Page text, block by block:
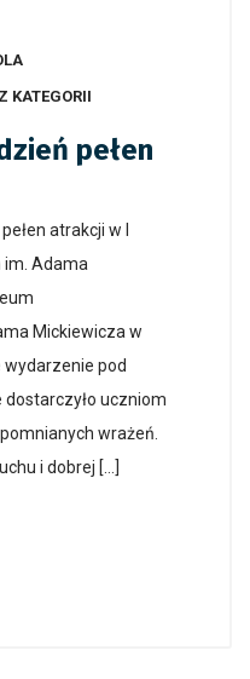
KATEGORII
pełen
atrakcji w I
im. Adama
Mickiewicza w
wydarzenie pod
dostarczyło uczniom
wrażeń.
i dobrej […]